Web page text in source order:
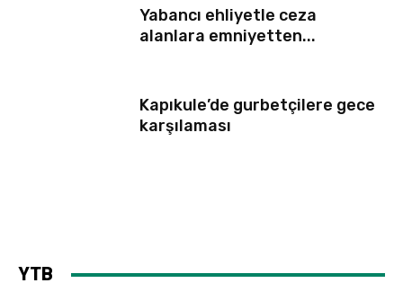
Yabancı ehliyetle ceza
alanlara emniyetten...
Kapıkule’de gurbetçilere gece
karşılaması
YTB